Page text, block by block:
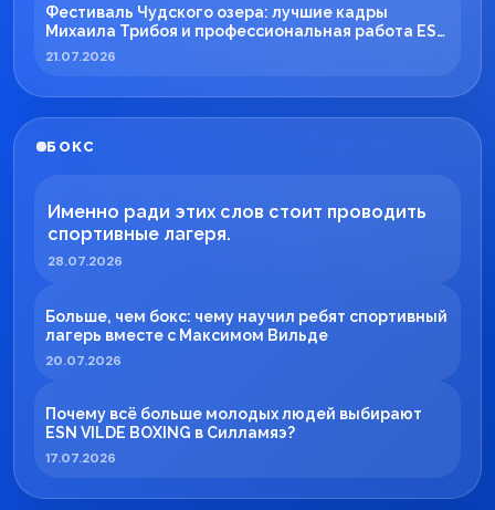
Фестиваль Чудского озера: лучшие кадры
Михаила Трибоя и профессиональная работа ESN
TECH
21.07.2026
БОКС
Именно ради этих слов стоит проводить
спортивные лагеря.
28.07.2026
Больше, чем бокс: чему научил ребят спортивный
лагерь вместе с Максимом Вильде
20.07.2026
Почему всё больше молодых людей выбирают
ESN VILDE BOXING в Силламяэ?
17.07.2026